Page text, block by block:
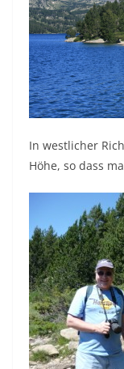
In westlicher
Höhe, so dass